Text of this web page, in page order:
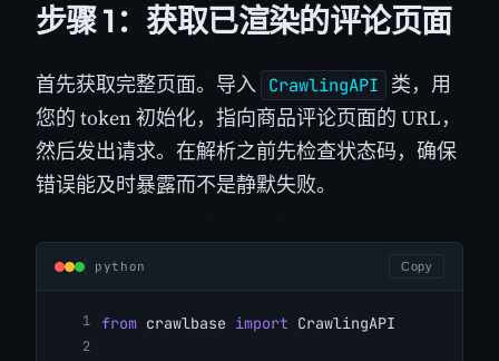
步骤 1：获取已渲染的评论页面
首先获取完整页面。导入 CrawlingAPI
类，用
您的 token 初始化，指向商品评论页面的 URL，
然后发出请求。在解析之前先检查状态码，确保
错误能及时暴露而不是静默失败。
python Copy
from crawlbase import CrawlingAPI